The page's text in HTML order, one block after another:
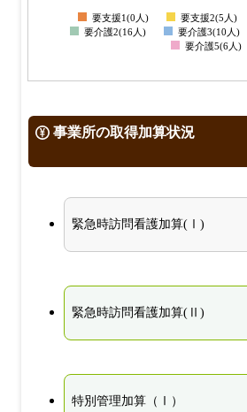
0
要支援1(0人) 要支援2(5人)
要介護2(16人)
要介護3(10人)
要介護5(6人)
事業所の取得加算状況
緊急時訪問看護加算(Ⅰ)
緊急時訪問看護加算(Ⅱ)
特別管理加算（Ⅰ）